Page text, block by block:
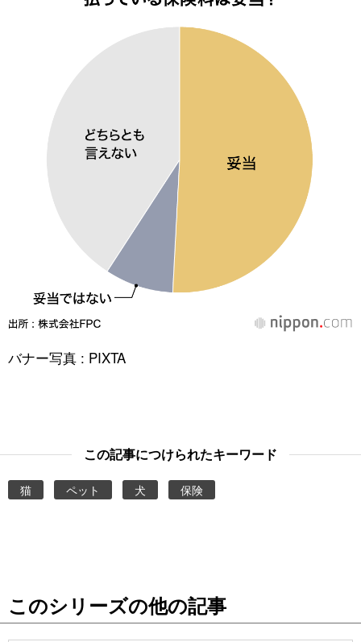
バナー写真 : PIXTA
この記事につけられたキーワード
猫 ペット 犬 保険
このシリーズの他の記事